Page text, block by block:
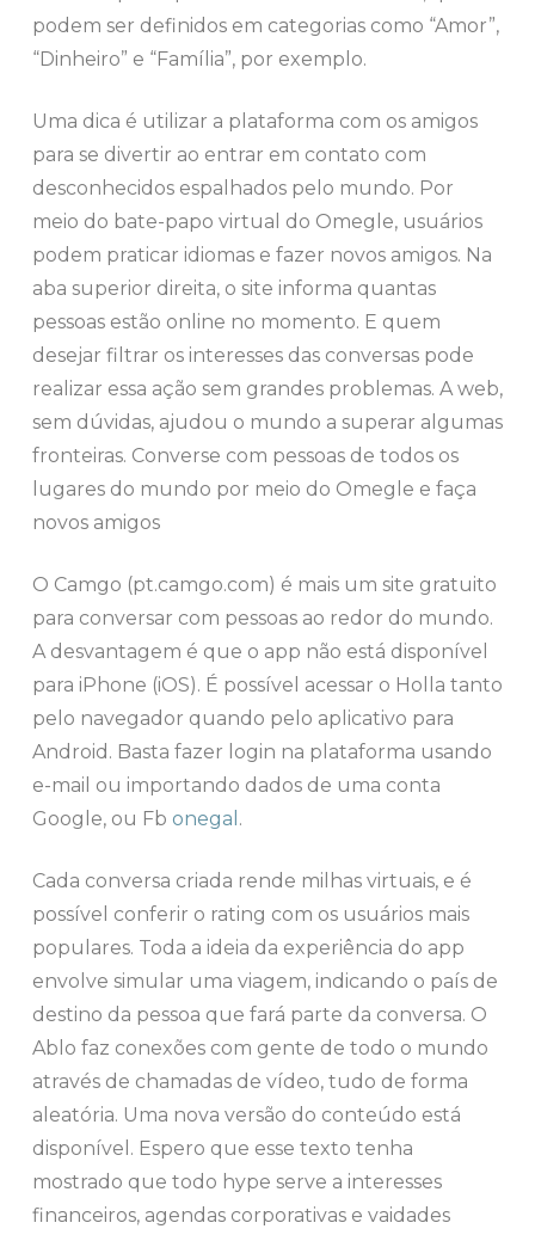
podem ser definidos em categorias como “Amor”,
“Dinheiro” e “Família”, por exemplo.
Uma dica é utilizar a plataforma com os amigos
para se divertir ao entrar em contato com
desconhecidos espalhados pelo mundo. Por
meio do bate-papo virtual do Omegle, usuários
podem praticar idiomas e fazer novos amigos. Na
aba superior direita, o site informa quantas
pessoas estão online no momento. E quem
desejar filtrar os interesses das conversas pode
realizar essa ação sem grandes problemas. A web,
sem dúvidas, ajudou o mundo a superar algumas
fronteiras. Converse com pessoas de todos os
lugares do mundo por meio do Omegle e faça
novos amigos
O Camgo (pt.camgo.com) é mais um site gratuito
para conversar com pessoas ao redor do mundo.
A desvantagem é que o app não está disponível
para iPhone (iOS). É possível acessar o Holla tanto
pelo navegador quando pelo aplicativo para
Android. Basta fazer login na plataforma usando
e-mail ou importando dados de uma conta
Google, ou Fb onegal .
Cada conversa criada rende milhas virtuais, e é
possível conferir o rating com os usuários mais
populares. Toda a ideia da experiência do app
envolve simular uma viagem, indicando o país de
destino da pessoa que fará parte da conversa. O
Ablo faz conexões com gente de todo o mundo
através de chamadas de vídeo, tudo de forma
aleatória. Uma nova versão do conteúdo está
disponível. Espero que esse texto tenha
mostrado que todo hype serve a interesses
financeiros, agendas corporativas e vaidades